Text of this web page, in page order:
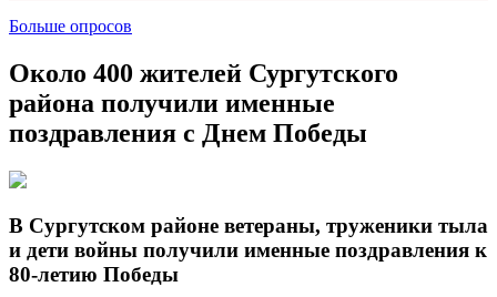
Больше опросов
​Около 400 жителей Сургутского
района получили именные
поздравления с Днем Победы
В Сургутском районе ветераны, труженики тыла
и дети войны получили именные поздравления к
80-летию Победы